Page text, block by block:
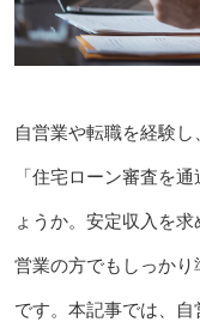
自営業や転職を経験し
「住宅ローン審査を
ょうか。安定収入を
営業の方でもしっか
です。本記事では、